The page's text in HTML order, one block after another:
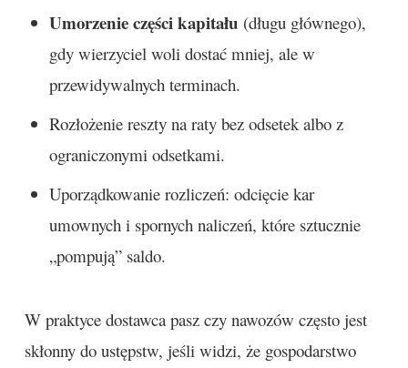
Umorzenie części kapitału (długu głównego),
gdy wierzyciel woli dostać mniej, ale w
przewidywalnych terminach.
Rozłożenie reszty na raty bez odsetek albo z
ograniczonymi odsetkami.
Uporządkowanie rozliczeń: odcięcie kar
umownych i spornych naliczeń, które sztucznie
„pompują” saldo.
W praktyce dostawca pasz czy nawozów często jest
skłonny do ustępstw, jeśli widzi, że gospodarstwo